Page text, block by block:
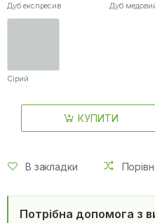
Дуб експресив Дуб
Сірий
КУПИТИ
В закладки
Потрібна допомога з